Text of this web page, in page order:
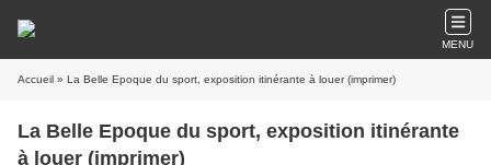
MENU
Accueil » La Belle Epoque du sport, exposition itinérante à louer (imprimer)
La Belle Epoque du sport, exposition itinérante
à louer (imprimer)